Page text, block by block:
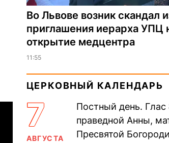
Во Львове возник скандал
приглашения иерарха УПЦ
открытие медцентра
11:55
ЦЕРКОВНЫЙ КАЛЕНДАРЬ
7
АВГУСТА
Постный день. Глас
праведной Анны,
Пресвятой